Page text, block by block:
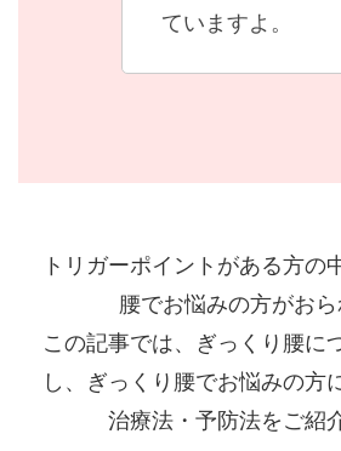
ていますよ。
トリガーポイントがある方の
腰でお悩みの方がおら
この記事では、ぎっくり腰に
し、ぎっくり腰でお悩みの方
治療法・予防法をご紹